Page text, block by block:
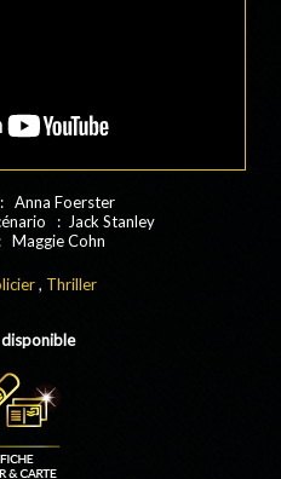
Anna Foerster
: Jack Stanley
Maggie Cohn
, Thriller